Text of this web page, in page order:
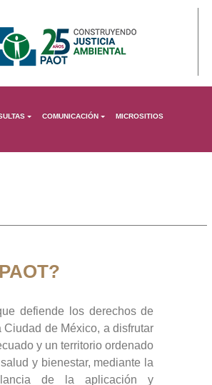
COMUNICACIÓN MICROSITIOS
defiende los derechos de
Ciudad de México, a disfrutar
y un territorio ordenado
y bienestar, mediante la
de la aplicación y